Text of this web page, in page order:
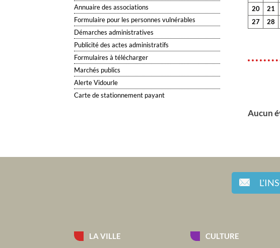
Annuaire des associations
Formulaire pour les personnes vulnérables
Démarches administratives
Publicité des actes administratifs
Formulaires à télécharger
Marchés publics
Alerte Vidourle
Carte de stationnement payant
20
21
27
28
Aucun
LA VILLE CULTURE